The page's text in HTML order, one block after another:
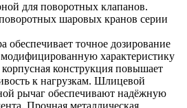
для поворотных клапанов.
шаровых кранов серии
обеспечивает точное дозирование
характеристику
конструкция повышает
к нагрузкам. Шлицевой
рычаг обеспечивают надёжную
Прочная металлическая